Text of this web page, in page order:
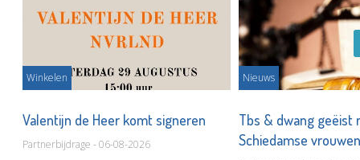
Winkelen
Valentijn de Heer komt signeren
Partnerbijdrage - 06-08-2026
Nieuws
Tbs & dwang geëist
Schiedamse